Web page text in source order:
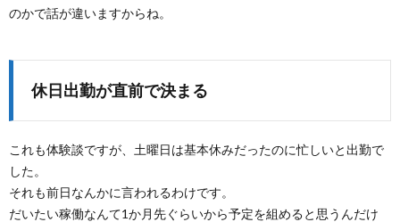
のかで話が違いますからね。
休日出勤が直前で決まる
これも体験談ですが、土曜日は基本休みだったのに忙しいと出勤で
した。
それも前日なんかに言われるわけです。
だいたい稼働なんて1か月先ぐらいから予定を組めると思うんだけ